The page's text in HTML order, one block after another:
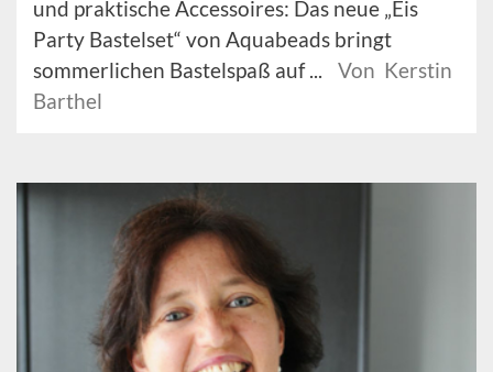
und praktische Accessoires: Das neue „Eis
Party Bastelset“ von Aquabeads bringt
sommerlichen Bastelspaß auf ...
Von Kerstin
Barthel